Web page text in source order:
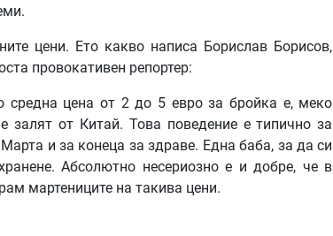
цени. Ето какво написа Борислав Борисов,
провокативен репортер:
средна цена от 2 до 5 евро за бройка е, меко
залят от Китай. Това поведение е типично за
и за конеца за здраве. Една баба, за да си
Абсолютно несериозно е и добре, че в
мартениците на такива цени.